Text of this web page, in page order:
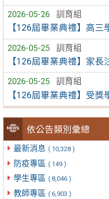
2026-05-26
訓育組
【126屆畢業典禮】高三
2026-05-25
訓育組
【126屆畢業典禮】家長
2026-05-25
訓育組
【126屆畢業典禮】受獎
依公告類別彙總
最新消息 ( 10,328 )
防疫專區 ( 149 )
學生專區 ( 8,046 )
教師專區 ( 6,903 )